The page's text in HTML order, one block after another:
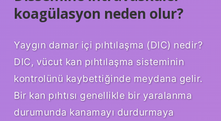
koagülasyon neden olur?
Yaygın damar içi pıhtılaşma (DIC) nedir?
DIC, vücut kan pıhtılaşma sisteminin
kontrolünü kaybettiğinde meydana gelir.
Bir kan pıhtısı genellikle bir yaralanma
durumunda kanamayı durdurmaya